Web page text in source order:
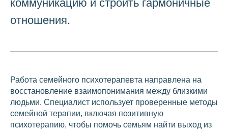
коммуникацию и строить гармоничные
отношения.
Работа семейного психотерапевта направлена на
восстановление взаимопонимания между близкими
людьми. Специалист использует проверенные методы
семейной терапии, включая позитивную
психотерапию, чтобы помочь семьям найти выход из